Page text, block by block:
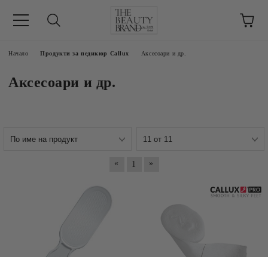
Начало Продукти за педикюр Callux Аксесоари и др.
Аксесоари и др.
« 1 »